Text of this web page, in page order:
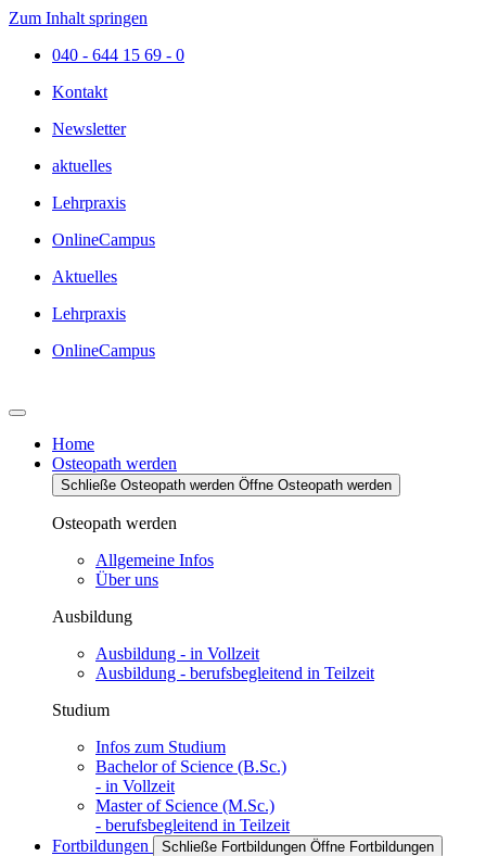
Zum Inhalt springen
040 - 644 15 69 - 0
Kontakt
Newsletter
aktuelles
Lehrpraxis
OnlineCampus
Aktuelles
Lehrpraxis
OnlineCampus
Home
Osteopath werden
Schließe Osteopath werden Öffne Osteopath werden
Osteopath werden
Allgemeine Infos
Über uns
Ausbildung
Ausbildung - in Vollzeit
Ausbildung - berufsbegleitend in Teilzeit
Studium
Infos zum Studium
Bachelor of Science (B.Sc.)
- in Vollzeit
Master of Science (M.Sc.)
- berufsbegleitend in Teilzeit
Fortbildungen
Schließe Fortbildungen Öffne Fortbildungen